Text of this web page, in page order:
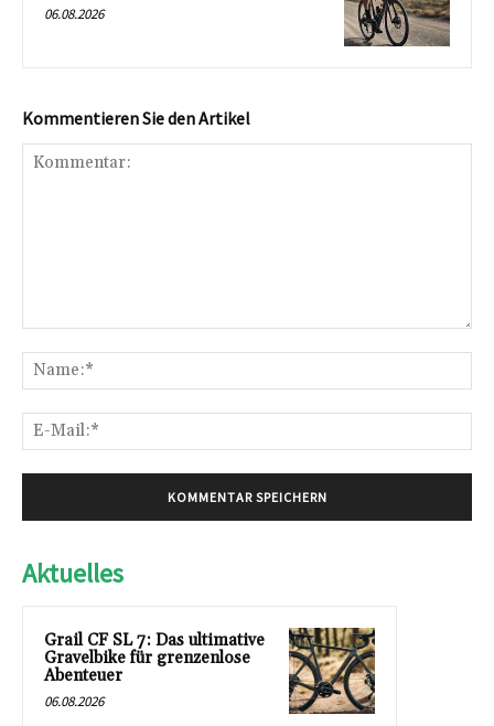
06.08.2026
Kommentieren Sie den Artikel
Aktuelles
Grail CF SL 7: Das ultimative
Gravelbike für grenzenlose
Abenteuer
06.08.2026